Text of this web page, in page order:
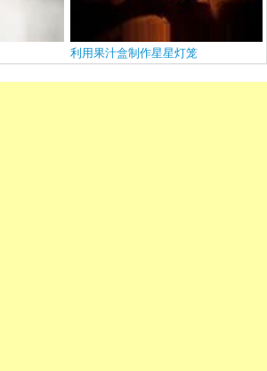
利用果汁盒制作星星灯笼